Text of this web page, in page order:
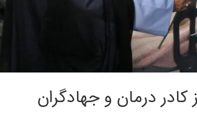
کادر درمان و جهادگران